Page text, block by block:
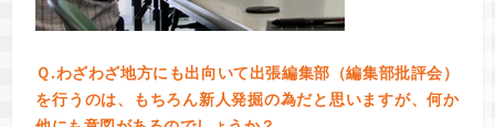
Ｑ.わざわざ地方にも出向いて出張編集部（編集部批評会）
を行うのは、もちろん新人発掘の為だと思いますが、何か